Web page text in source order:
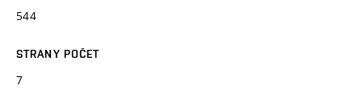
544
STRANY POČET
7